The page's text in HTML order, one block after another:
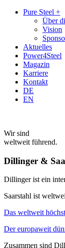
Zum
Zum
Hauptmenü
Pure Steel +
Über
Vision
Aktuelles
Power4Steel
Magazin
Karriere
Kontakt
DE
EN
Wir sind
weltweit führend.
Dillinger &
Dillinger ist ein
Saarstahl ist
Das weltweit
Der europaweit
Zusammen sind